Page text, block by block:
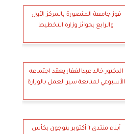
فوز جامعة المنصورة بالمركز الأول
والرابع بجوائز وزارة التخطيط
الدكتور خالد عبدالغفار يعقد اجتماعه
الأسبوعي لمتابعة سير العمل بالوزارة
أبناء منتدى ٦ أكتوبر يتوجون بكأس